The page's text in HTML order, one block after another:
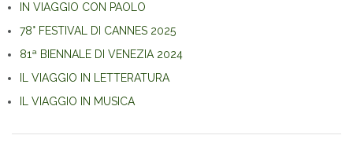
IN VIAGGIO CON PAOLO
78° FESTIVAL DI CANNES 2025
81ª BIENNALE DI VENEZIA 2024
IL VIAGGIO IN LETTERATURA
IL VIAGGIO IN MUSICA